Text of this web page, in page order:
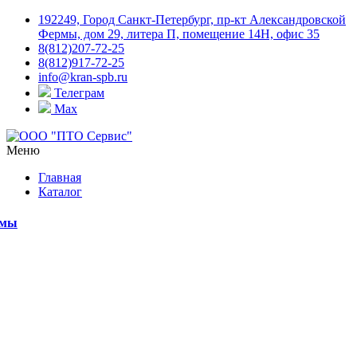
192249, Город Санкт-Петербург, пр-кт Александровской
Фермы, дом 29, литера П, помещение 14Н, офис 35
8(812)207-72-25
8(812)917-72-25
info@kran-spb.ru
Телеграм
Max
Меню
Главная
Каталог